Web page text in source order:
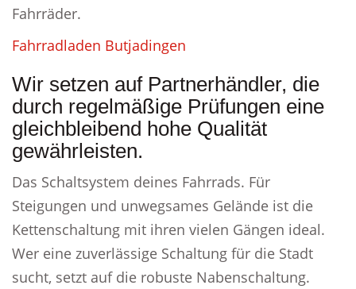
Fahrräder.
Fahrradladen Butjadingen
Wir setzen auf Partnerhändler, die
durch regelmäßige Prüfungen eine
gleichbleibend hohe Qualität
gewährleisten.
Das Schaltsystem deines Fahrrads. Für
Steigungen und unwegsames Gelände ist die
Kettenschaltung mit ihren vielen Gängen ideal.
Wer eine zuverlässige Schaltung für die Stadt
sucht, setzt auf die robuste Nabenschaltung.